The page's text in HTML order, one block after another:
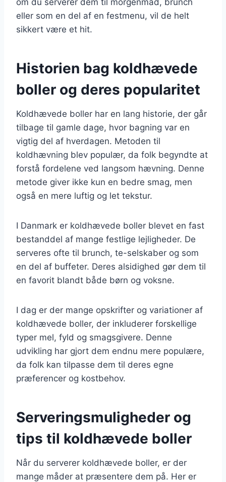
eller som en del af en festmenu, vil de helt
sikkert være et hit.
Historien bag koldhævede
boller og deres popularitet
Koldhævede boller har en lang historie, der går
tilbage til gamle dage, hvor bagning var en
vigtig del af hverdagen. Metoden til
koldhævning blev populær, da folk begyndte at
forstå fordelene ved langsom hævning. Denne
metode giver ikke kun en bedre smag, men
også en mere luftig og let tekstur.
I Danmark er koldhævede boller blevet en fast
bestanddel af mange festlige lejligheder. De
serveres ofte til brunch, te-selskaber og som
en del af buffeter. Deres alsidighed gør dem til
en favorit blandt både børn og voksne.
I dag er der mange opskrifter og variationer af
koldhævede boller, der inkluderer forskellige
typer mel, fyld og smagsgivere. Denne
udvikling har gjort dem endnu mere populære,
da folk kan tilpasse dem til deres egne
præferencer og kostbehov.
Serveringsmuligheder og
tips til koldhævede boller
Når du serverer koldhævede boller, er der
mange måder at præsentere dem på. Her er